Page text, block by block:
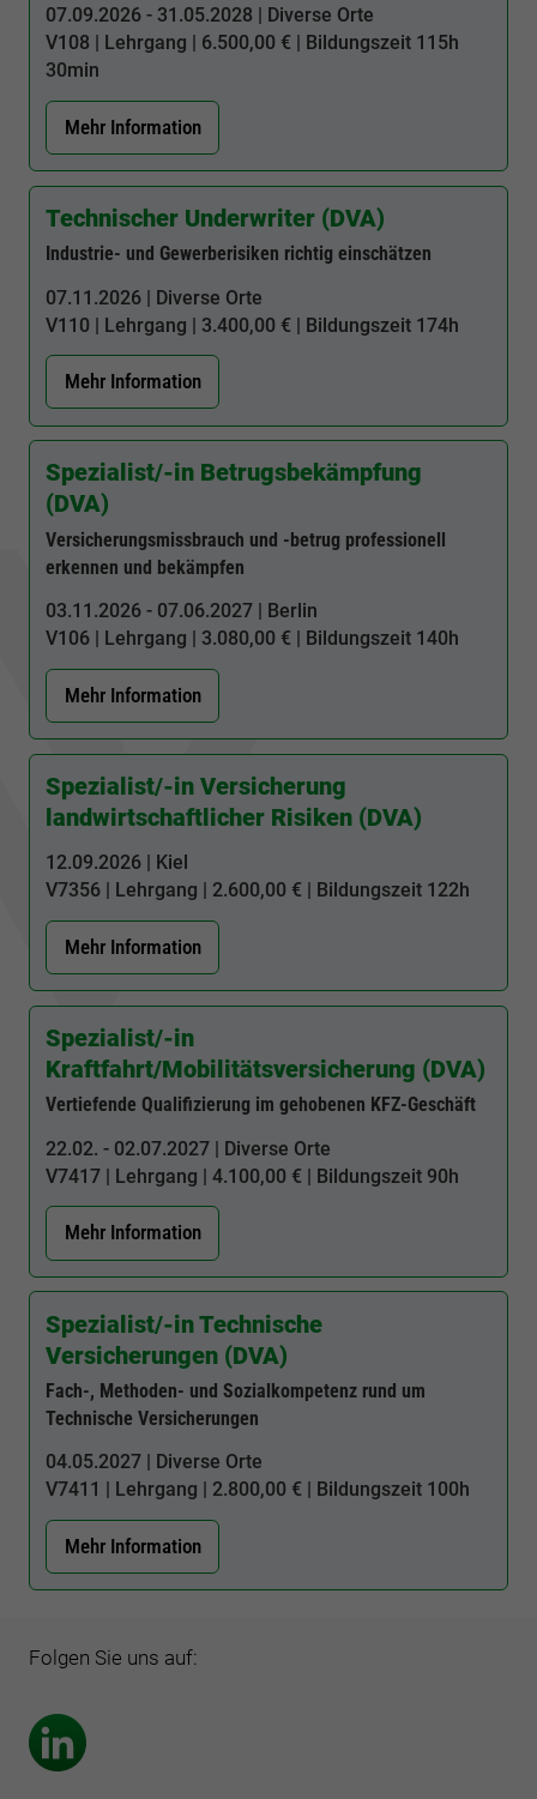
07.09.2026 - 31.05.2028 | Diverse Orte
V108 | Lehrgang | 6.500,00 € | Bildungszeit 115h
30min
Mehr Information
Technischer Underwriter (DVA)
Industrie- und Gewerberisiken richtig einschätzen
07.11.2026 | Diverse Orte
V110 | Lehrgang | 3.400,00 € | Bildungszeit 174h
Mehr Information
Spezialist/-in Betrugsbekämpfung
(DVA)
Versicherungsmissbrauch und -betrug professionell
erkennen und bekämpfen
03.11.2026 - 07.06.2027 | Berlin
V106 | Lehrgang | 3.080,00 € | Bildungszeit 140h
Mehr Information
Spezialist/-in Versicherung
landwirtschaftlicher Risiken (DVA)
12.09.2026 | Kiel
V7356 | Lehrgang | 2.600,00 € | Bildungszeit 122h
Mehr Information
Spezialist/-in
Kraftfahrt/Mobilitätsversicherung (DVA)
Vertiefende Qualifizierung im gehobenen KFZ-Geschäft
22.02. - 02.07.2027 | Diverse Orte
V7417 | Lehrgang | 4.100,00 € | Bildungszeit 90h
Mehr Information
Spezialist/-in Technische
Versicherungen (DVA)
Fach-, Methoden- und Sozialkompetenz rund um
Technische Versicherungen
04.05.2027 | Diverse Orte
V7411
| Lehrgang | 2.800,00 € | Bildungszeit 100h
Mehr Information
Folgen Sie uns auf: